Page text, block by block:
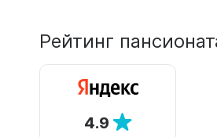
Рейтинг
4.9